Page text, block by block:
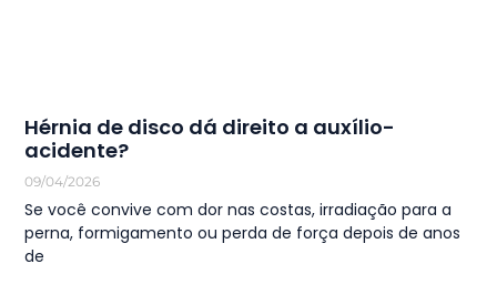
Hérnia de disco dá direito a auxílio-
acidente?
09/04/2026
Se você convive com dor nas costas, irradiação para a
perna, formigamento ou perda de força depois de anos
de